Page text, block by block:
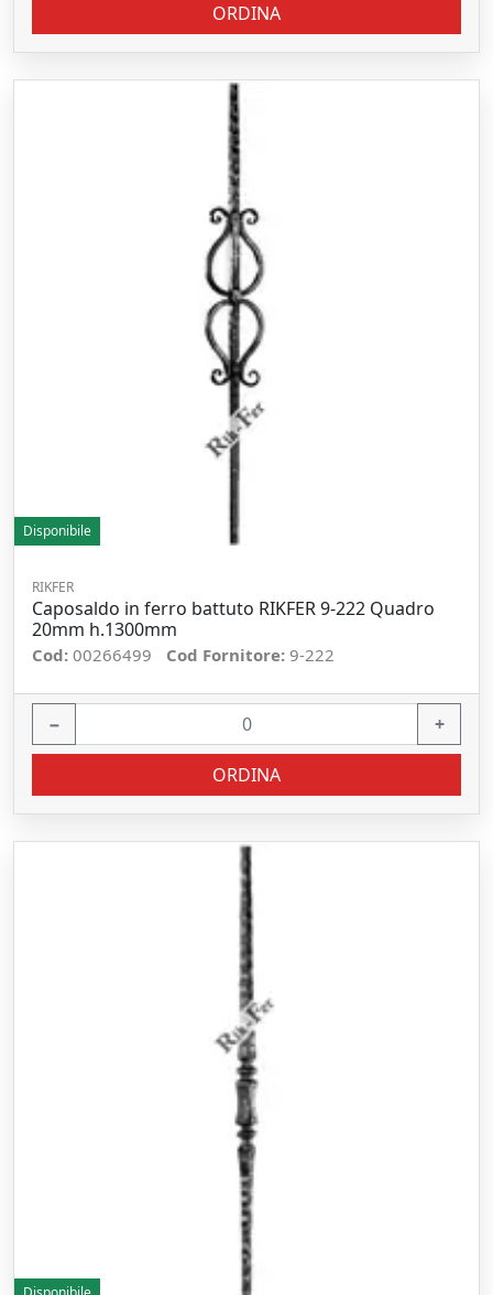
ORDINA
Disponibile
RIKFER
Caposaldo in ferro battuto RIKFER 9-222 Quadro
20mm h.1300mm
Cod: 00266499 Cod Fornitore: 9-222
− +
ORDINA